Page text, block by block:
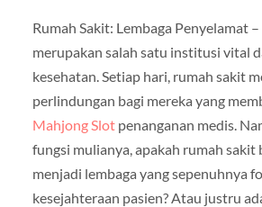
Rumah Sakit: Lembaga Penyelamat
merupakan salah satu institusi vital
kesehatan. Setiap hari, rumah sakit
perlindungan bagi mereka yang
Mahjong Slotpenanganan medis.
fungsi mulianya, apakah rumah sakit
menjadi lembaga yang sepenuhnya
kesejahteraan pasien? Atau justru